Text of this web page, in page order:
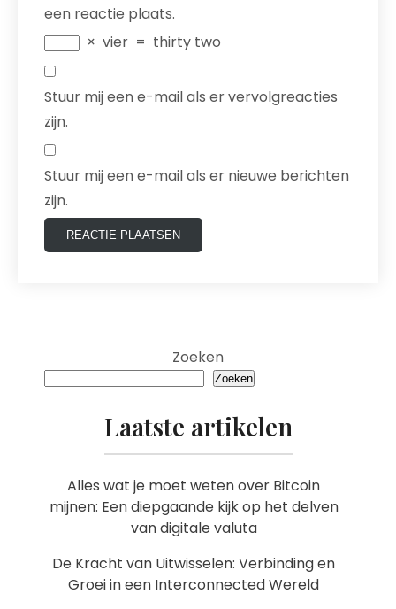
een reactie plaats.
× vier = thirty two
Stuur mij een e-mail als er vervolgreacties
zijn.
Stuur mij een e-mail als er nieuwe berichten
zijn.
Zoeken
Zoeken
Laatste artikelen
Alles wat je moet weten over Bitcoin
mijnen: Een diepgaande kijk op het delven
van digitale valuta
De Kracht van Uitwisselen: Verbinding en
Groei in een Interconnected Wereld